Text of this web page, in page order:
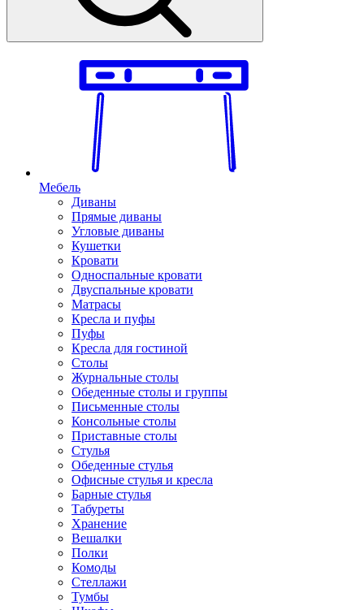
Мебель
Диваны
Прямые диваны
Угловые диваны
Кушетки
Кровати
Односпальные кровати
Двуспальные кровати
Матрасы
Кресла и пуфы
Пуфы
Кресла для гостиной
Столы
Журнальные столы
Обеденные столы и группы
Письменные столы
Консольные столы
Приставные столы
Стулья
Обеденные стулья
Офисные стулья и кресла
Барные стулья
Табуреты
Хранение
Вешалки
Полки
Комоды
Стеллажи
Тумбы